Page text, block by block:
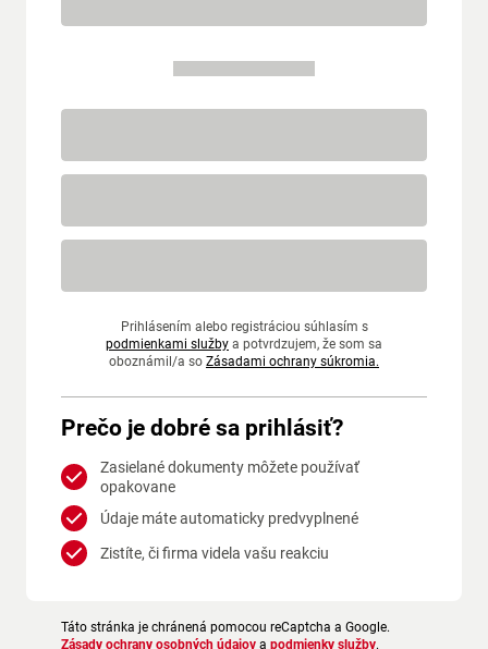
Prihlásením alebo registráciou súhlasím s
podmienkami služby a potvrdzujem, že som sa
oboznámil/a so Zásadami ochrany súkromia.
Prečo je dobré sa prihlásiť?
Zasielané dokumenty môžete používať
opakovane
Údaje máte automaticky predvyplnené
Zistíte, či firma videla vašu reakciu
Táto stránka je chránená pomocou reCaptcha a Google.
Zásady ochrany osobných údajov a podmienky služby.